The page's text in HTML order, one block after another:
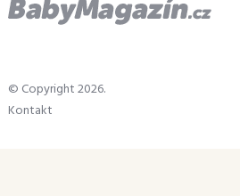
© Copyright 2026.
Kontakt